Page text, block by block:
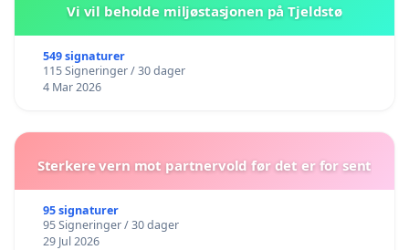
ungdom.pdf
· Pave Frans, Laudato Si:
https://laudatosi.com/watch
rainforest-initiative-concept-note
Vi vil beholde miljøstasjonen på Tjeldstø
549 signaturer
115 Signeringer / 30 dager
4 Mar 2026
Sterkere vern mot partnervold før det er for sent
95 signaturer
95 Signeringer / 30 dager
29 Jul 2026